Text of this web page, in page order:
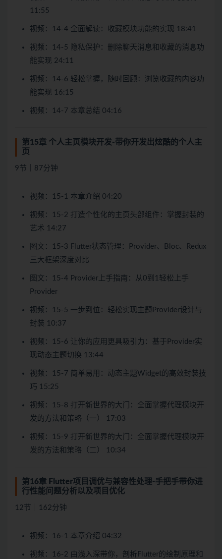
11:55
视频：14-4 全面解读：收藏模块功能的实现 18:41
视频：14-5 隐私保护：删除聊天消息和收藏的消息功
能实现 24:11
视频：14-6 轻松掌握，随时回顾：浏览收藏的内容功
能实现 16:15
视频：14-7 本章总结 04:16
第15章 个人主页模块开发-带你开发出炫酷的个人主
页
9节｜87分钟
视频：15-1 本章介绍 04:20
视频：15-2 打造个性化的主页头部组件：掌握封装的
艺术 14:27
图文：15-3 Flutter状态管理：Provider、Bloc、Redux
三大框架深度对比
图文：15-4 Provider上手指南：从0到1轻松上手
Provider
视频：15-5 一步到位：轻松实现主题Provider设计与
封装 10:37
视频：15-6 让你的应用更具吸引力：基于Provider实
现动态主题切换 13:44
视频：15-7 简单易用：动态主题Widget的高效封装技
巧 15:25
视频：15-8 打开新世界的大门：全面掌握代理模块开
发的方法和策略（一） 17:03
视频：15-9 打开新世界的大门：全面掌握代理模块开
发的方法和策略（二） 10:34
第16章 Flutter项目调优与兼容性处理-手把手带你进
行性能问题分析以及项目优化
12节｜162分钟
视频：16-1 本章介绍 04:32
视频：16-2 由浅入深带你，剖析Flutter的绘制原理和